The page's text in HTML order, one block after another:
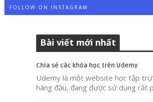
FOLLOW ON INSTAGRAM
Bài viết mới nhất
Chia sẻ các khóa học trên Udemy
Udemy là một website học tập
hàng đầu, đang được sử dụng rất